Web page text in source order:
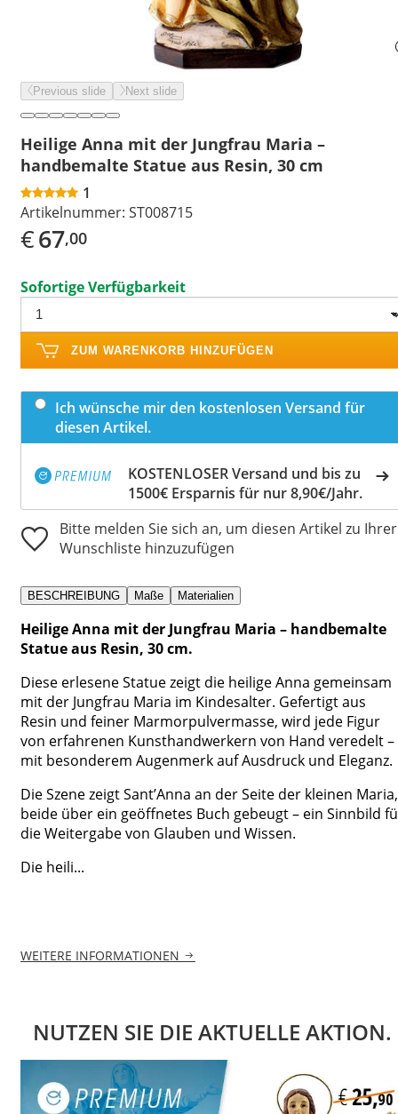
Previous slide Next slide
Heilige Anna mit der Jungfrau Maria –
handbemalte Statue aus Resin, 30 cm
1
Artikelnummer: ST008715
€67,00
Sofortige Verfügbarkeit
ZUM WARENKORB HINZUFÜGEN
Ich wünsche mir den kostenlosen Versand für
diesen Artikel.
KOSTENLOSER Versand und bis zu
1500€ Ersparnis für nur 8,90€/Jahr.
Bitte melden Sie sich an, um diesen Artikel zu Ihrer
Wunschliste hinzuzufügen
BESCHREIBUNG Maße Materialien
Heilige Anna mit der Jungfrau Maria – handbemalte
Statue aus Resin, 30 cm.
Diese erlesene Statue zeigt die heilige Anna gemeinsam
mit der Jungfrau Maria im Kindesalter. Gefertigt aus
Resin und feiner Marmorpulvermasse, wird jede Figur
von erfahrenen Kunsthandwerkern von Hand veredelt –
mit besonderem Augenmerk auf Ausdruck und Eleganz.
Die Szene zeigt Sant’Anna an der Seite der kleinen Maria,
beide über ein geöffnetes Buch gebeugt – ein Sinnbild
die Weitergabe von Glauben und Wissen.
Die heili...
WEITERE INFORMATIONEN
NUTZEN SIE DIE AKTUELLE AKTION.